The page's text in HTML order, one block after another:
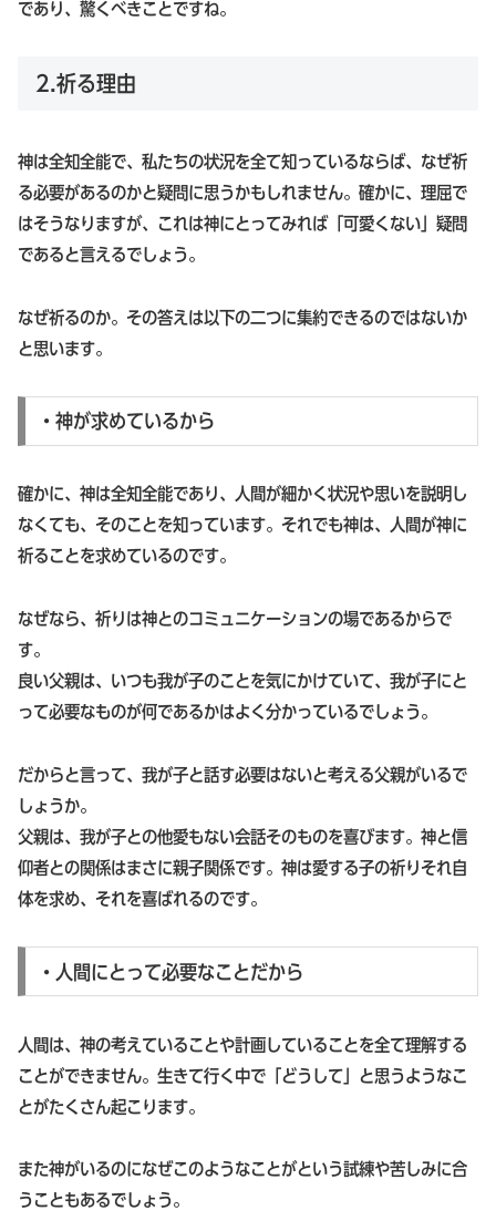
であり、驚くべきことですね。
2.祈る理由
神は全知全能で、私たちの状況を全て知っているならば、なぜ祈
る必要があるのかと疑問に思うかもしれません。確かに、理屈で
はそうなりますが、これは神にとってみれば「可愛くない」疑問
であると言えるでしょう。
なぜ祈るのか。その答えは以下の二つに集約できるのではないか
と思います。
・神が求めているから
確かに、神は全知全能であり、人間が細かく状況や思いを説明し
なくても、そのことを知っています。それでも神は、人間が神に
祈ることを求めているのです。
なぜなら、祈りは神とのコミュニケーションの場であるからで
す。
良い父親は、いつも我が子のことを気にかけていて、我が子にと
って必要なものが何であるかはよく分かっているでしょう。
だからと言って、我が子と話す必要はないと考える父親がいるで
しょうか。
父親は、我が子との他愛もない会話そのものを喜びます。神と信
仰者との関係はまさに親子関係です。神は愛する子の祈りそれ自
体を求め、それを喜ばれるのです。
・人間にとって必要なことだから
人間は、神の考えていることや計画していることを全て理解する
ことができません。生きて行く中で「どうして」と思うようなこ
とがたくさん起こります。
また神がいるのになぜこのようなことがという試練や苦しみに合
うこともあるでしょう。